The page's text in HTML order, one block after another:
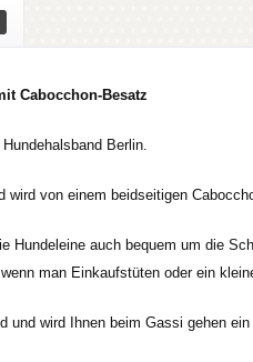
Cabocchon-Besatz
Berlin.
wird von einem beidseitigen
Hundeleine auch bequem um die
man Einkaufstüten oder ein
und wird Ihnen beim Gassi gehen